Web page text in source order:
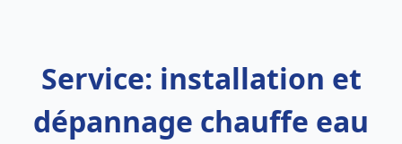
Service: installation et
dépannage chauffe eau